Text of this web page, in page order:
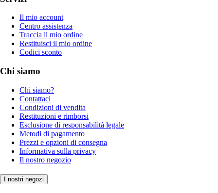
Il mio account
Centro assistenza
Traccia il mio ordine
Restituisci il mio ordine
Codici sconto
Chi siamo
Chi siamo?
Contattaci
Condizioni di vendita
Restituzioni e rimborsi
Esclusione di responsabilità legale
Metodi di pagamento
Prezzi e opzioni di consegna
Informativa sulla privacy
Il nostro negozio
I nostri negozi